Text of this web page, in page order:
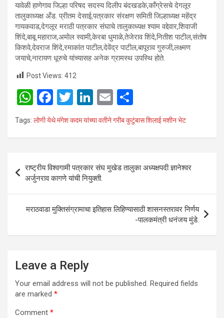
यावेळी हाणेगाव जिल्हा परिषद सदस्य दिलीप बंदखडके,काँग्रेसचे देगलूर
तालुकाध्यक्ष अँड. प्रीतम देसाई,पत्रकार संरक्षण समिती जिल्हाध्यक्ष महेंद्र
गायकवाड,देगलूर मराठी पत्रकार संघाचे तालुकाध्यक्ष श्याम वद्देवार,शिवाजी
शिंदे,बाबू महाराज,अमोल स्वामी,केरबा धुमाळे,तेजेराव शिंदे,नितीश पाटील,संतोष
किशवे,देवराज शिंदे,रमाकांत पाटील,देवेंद्र पाटील,बापूराव गुरुजी,लक्ष्मण
जयाचे,नारायण धूरुचे यांच्यासह अनेक ग्रामस्थ उपस्थि होते.
Post Views: 412
W
h
at
A
p
p
F
a
ce
o
o
k
T
wi
tt
Li
n
ke
n
E
m
ail
h
ar
Tags: लोणी येथे मंगेश कदम यांच्या वतीने गरीब कुटुंबास शिलाई मशीन भेट
navigation
राष्ट्रीय विश्वगामी पत्रकार संघ मुखेड तालुका अध्यक्षपदी ज्ञानेश्वर
अर्जुनराव कागणे यांची नियुक्ती.
मराठवाडा मुक्तिसंग्रामाचा इतिहास लिहिण्यासाठी शासनस्तरावर निर्णय
-पालकमंत्री धनंजय मुंडे.
Leave a Reply
Your email address will not be published. Required fields
are marked *
Comment *